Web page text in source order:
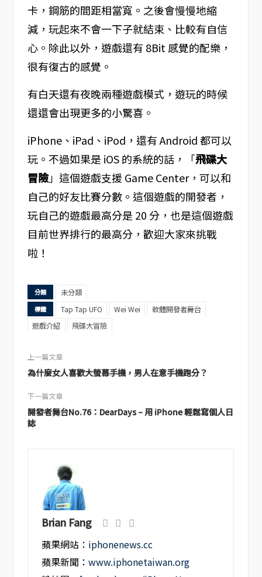
卡，鋼筋的間距相當寬。之後會慢慢地縮
減，玩起來不會一下子就結束、比較有自信
心。除此以外，遊戲還有 8Bit 感覺的配樂，
很有復古的感覺。
有白天還有夜晚兩種遊戲模式，遊玩的時候
還還會出現更多的小驚喜。
iPhone、iPad、iPod，還有 Android 都可以
玩。不過如果是 iOS 的系統的話，「飛碟大
冒險」這個遊戲支援 Game Center，可以和
自己的好友比賽分數。這個遊戲的開發者，
玩自己的遊戲最高分是 20 分，也是這個遊戲
目前世界排行的最高分，歡迎大家來挑戰
啦！
分類 未分類
標籤 Tap Tap UFO Wei Wei
軟體開發者舞台
遊戲介紹
飛碟大冒險
上一篇文章
為什麼女人喜歡大螢幕手機，男人在意手機跑分？
下一篇文章
開發者舞台No.76：DearDays – 用 iPhone 輕鬆寫個人日
誌
Brian Fang
蘋果網站： iphonenews.cc
蘋果新聞：www.iphonetaiwan.org